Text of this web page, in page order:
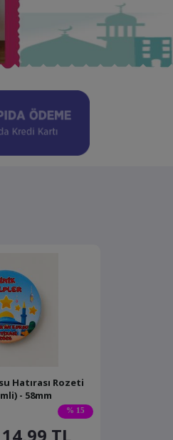
% 15
Hatırası Rozeti
- 58mm